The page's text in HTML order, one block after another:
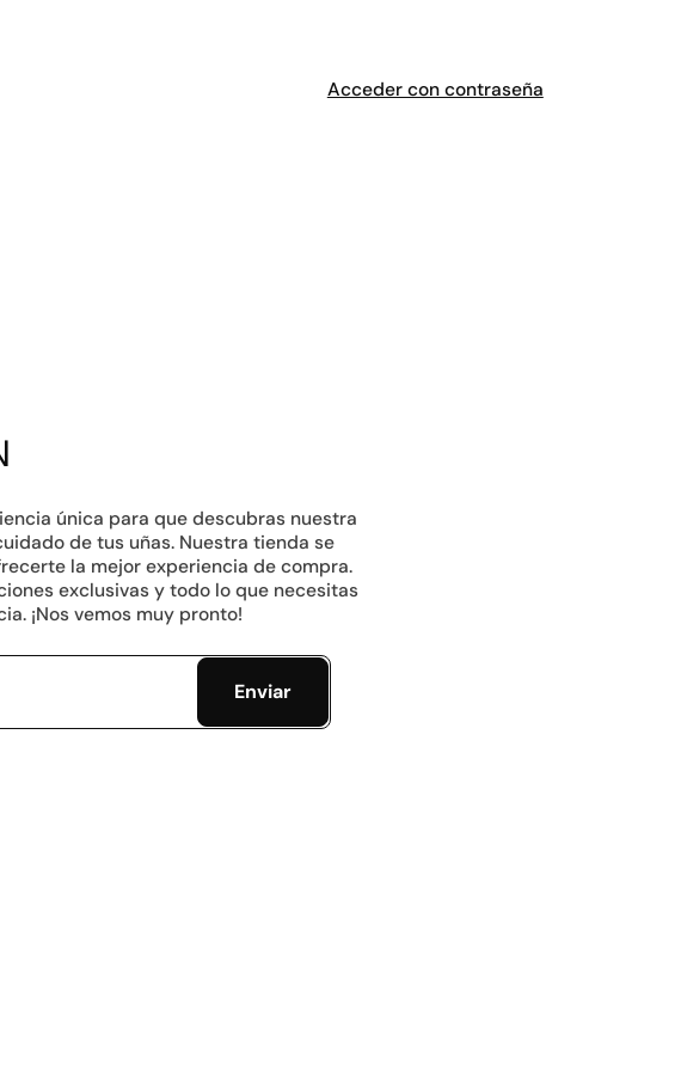
Acceder con contraseña
única para que descubras nuestra
de tus uñas. Nuestra tienda se
la mejor experiencia de compra.
exclusivas y todo lo que necesitas
¡Nos vemos muy pronto!
Enviar